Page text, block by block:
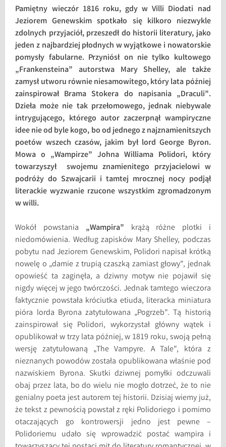
Pamiętny wieczór 1816 roku, gdy w Villi Diodati nad
Jeziorem Genewskim spotkało się kilkoro niezwykle
zdolnych przyjaciół, przeszedł do historii literatury, jako
jeden z najbardziej płodnych w wyjątkowe i nowatorskie
pomysły fabularne. Przyniósł on nie tylko kultowego
„Frankensteina” autorstwa Mary Shelley, ale także
zamysł utworu równie niesamowitego, który lata później
zainspirował Brama Stokera do napisania „Draculi”.
Dzieła może nie tak przełomowego, jednak niebywale
intrygującego, którego autor zaczerpnął wampiryczne
idee nie od byle kogo, bo od jednego z najznamienitszych
poetów wszech czasów, jakim był lord George Byron.
Mowa o „Wampirze” Johna Williama Polidori, który
towarzyszył swojemu znamienitego przyjacielowi w
podróży do Szwajcarii i tamtej mrocznej nocy podjął
literackie wyzwanie rzucone wszystkim zgromadzonym
w willi.
Wokół powstania „Wampira” krążą różne plotki i
niedomówienia. Według zapisków Mary Shelley, podczas
pobytu nad Jeziorem Genewskim, Polidori napisał krótką
nowelę o „damie z trupią czaszką zamiast głowy”, jednak
opowieść ta zaginęła, a dziwny motyw nie pojawił się
nigdy więcej w jego twórczości. Jednak tamtego wieczora
faktycznie powstała króciutka etiuda, literacka miniatura
pióra lorda Byrona zatytułowana „Pogrzeb”. Tą historią
zainspirował się Polidori, wykorzystał główny wątek i
opublikował w trzy lata później, w 1819 roku, swoją pełną
wersję zatytułowaną „The Vampyre. A Tale”, która z
nieznanych powodów została opublikowana właśnie pod
nazwiskiem Byrona. Skutki dziwnej pomyłki odczuwali
obaj przez lata, bo do wielu nie mogło dotrzeć, że to nie
genialny poeta jest autorem tej historii. Dzisiaj wiemy już,
że tekst z pewnością powstał z ręki Polidoriego i pomimo
otaczających go kontrowersji jedno jest pewne –
Polidoriemu udało się wprowadzić postać wampira i